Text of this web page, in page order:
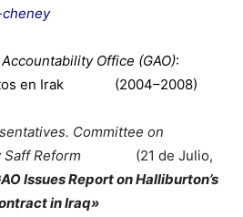
Office (GAO):
en Irak (2004–2008)
Committee on
Reform (21 de Julio,
Issues Report on Halliburton’s
Contract in Iraq»